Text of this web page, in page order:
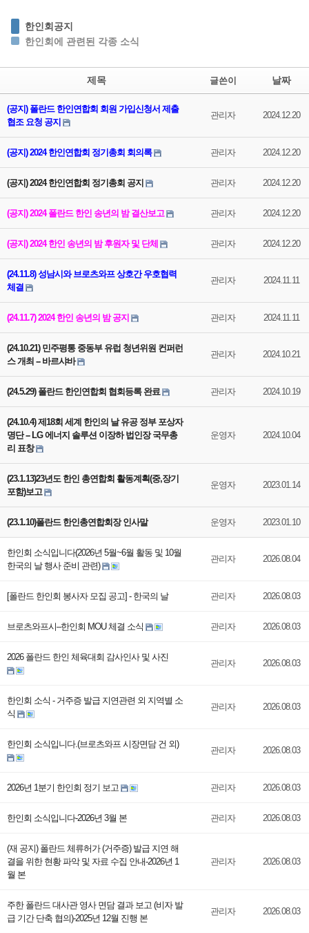
한인회공지
한인회에 관련된 각종 소식
제목 글쓴이 날짜
(공지) 폴란드 한인연합회 회원 가입신청서 제출
협조 요청 공지
관리자 2024.12.20
(공지) 2024 한인연합회 정기총회 회의록 관리자 2024.12.20
(공지) 2024 한인연합회 정기총회 공지 관리자 2024.12.20
(공지) 2024 폴란드 한인 송년의 밤 결산보고 관리자 2024.12.20
(공지) 2024 한인 송년의 밤 후원자 및 단체 관리자 2024.12.20
(24.11.8) 성남시와 브로츠와프 상호간 우호협력
체결
관리자 2024.11.11
(24.11.7) 2024 한인 송년의 밤 공지 관리자 2024.11.11
(24.10.21) 민주평통 중동부 유럽 청년위원 컨퍼런
스 개최 -- 바르샤바
관리자 2024.10.21
(24.5.29) 폴란드 한인연합회 협회등록 완료 관리자 2024.10.19
(24.10.4) 제18회 세계 한인의 날 유공 정부 포상자
명단 -- LG 에너지 솔루션 이장하 법인장 국무총
리 표창
운영자 2024.10.04
(23.1.13)23년도 한인 총연합회 활동계획(중,장기
포함)보고
운영자 2023.01.14
(23.1.10)폴란드 한인총연합회장 인사말 운영자 2023.01.10
한인회 소식입니다(2026년 5월~6월 활동 및 10월
한국의 날 행사 준비 관련)
관리자 2026.08.04
[폴란드 한인회 봉사자 모집 공고] - 한국의 날 관리자 2026.08.03
브로츠와프시–한인회 MOU 체결 소식 관리자 2026.08.03
2026 폴란드 한인 체육대회 감사인사 및 사진
관리자 2026.08.03
한인회 소식 - 거주증 발급 지연관련 외 지역별 소
식
관리자 2026.08.03
한인회 소식입니다.(브로츠와프 시장면담 건 외)
관리자 2026.08.03
2026년 1분기 한인회 정기 보고 관리자 2026.08.03
한인회 소식입니다-2026년 3월 본 관리자 2026.08.03
(재 공지) 폴란드 체류허가 (거주증) 발급 지연 해
결을 위한 현황 파악 및 자료 수집 안내-2026년 1
월 본
관리자 2026.08.03
주한 폴란드 대사관 영사 면담 결과 보고 (비자 발
급 기간 단축 협의)-2025년 12월 진행 본
관리자 2026.08.03